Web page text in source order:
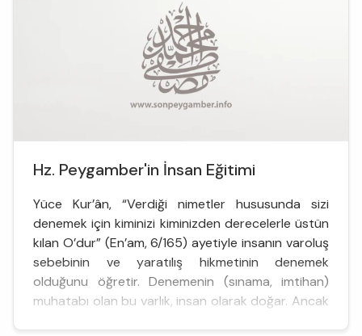
Hz. Peygamber'in İnsan Eğitimi
Yüce Kur’ân, “Verdiği nimetler hususunda sizi
denemek için kiminizi kiminizden derecelerle üstün
kılan O’dur” (En’am, 6/165) ayetiyle insanın varoluş
sebebinin ve yaratılış hikmetinin denemek
olduğunu öğretir. Denemenin (sınama, imtihan)
muhatabı olan bu varlık, insan olarak doğar. Ancak